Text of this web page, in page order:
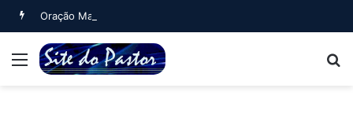
Oração Matinal (Salmo 5)
Menu